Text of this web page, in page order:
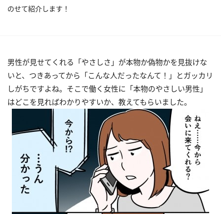
のせて紹介します！
男性が見せてくれる「やさしさ」が本物か偽物かを見抜けな
いと、つきあってから「こんな人だったなんて！」とガッカリ
しがちですよね。そこで働く女性に「本物のやさしい男性」
はどこを見ればわかりやすいか、教えてもらいました。